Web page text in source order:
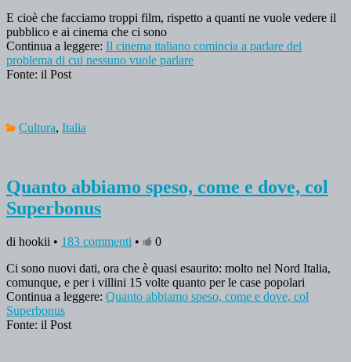
E cioè che facciamo troppi film, rispetto a quanti ne vuole vedere il
pubblico e ai cinema che ci sono
Continua a leggere: Il cinema italiano comincia a parlare del
problema di cui nessuno vuole parlare
Fonte: il Post
Cultura, Italia
Quanto abbiamo speso, come e dove, col
Superbonus
di hookii • 183 commenti •
0
Ci sono nuovi dati, ora che è quasi esaurito: molto nel Nord Italia,
comunque, e per i villini 15 volte quanto per le case popolari
Continua a leggere: Quanto abbiamo speso, come e dove, col
Superbonus
Fonte: il Post